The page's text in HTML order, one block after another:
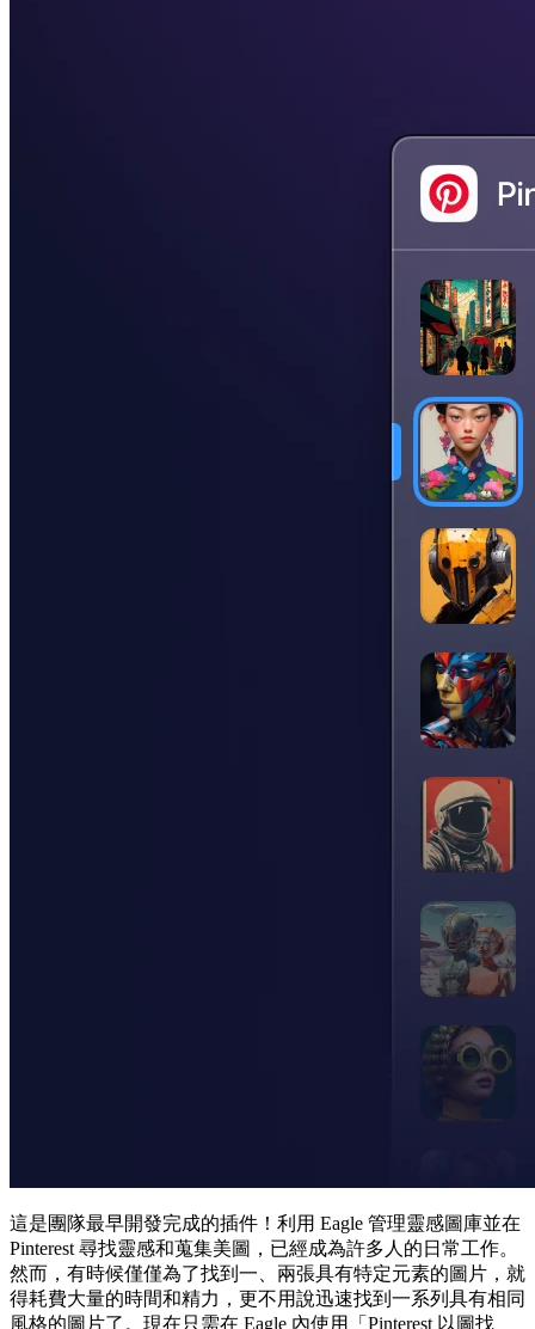
這是團隊最早開發完成的插件！利用 Eagle 管理靈感圖庫並在
Pinterest 尋找靈感和蒐集美圖，已經成為許多人的日常工作。
然而，有時候僅僅為了找到一、兩張具有特定元素的圖片，就
得耗費大量的時間和精力，更不用說迅速找到一系列具有相同
風格的圖片了。現在只需在 Eagle 內使用「Pinterest 以圖找